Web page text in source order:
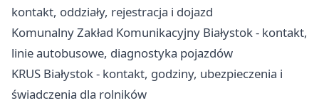
kontakt, oddziały, rejestracja i dojazd
Komunalny Zakład Komunikacyjny Białystok - kontakt,
linie autobusowe, diagnostyka pojazdów
KRUS Białystok - kontakt, godziny, ubezpieczenia i
świadczenia dla rolników